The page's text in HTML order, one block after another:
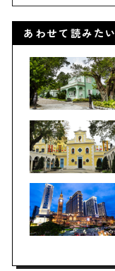
あわせて読みたい